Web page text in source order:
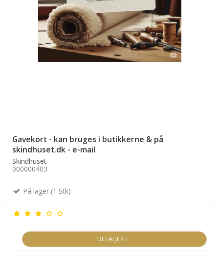
Gavekort - kan bruges i butikkerne & på
skindhuset.dk - e-mail
Skindhuset
000000403
På lager (1 Stk)
DETALJER ›